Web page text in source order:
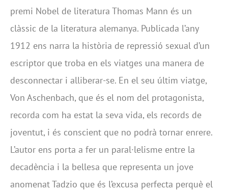
premi Nobel de literatura Thomas Mann és un
clàssic de la literatura alemanya. Publicada l’any
1912 ens narra la història de repressió sexual d’un
escriptor que troba en els viatges una manera de
desconnectar i alliberar-se. En el seu últim viatge,
Von Aschenbach, que és el nom del protagonista,
recorda com ha estat la seva vida, els records de
joventut, i és conscient que no podrà tornar enrere.
L’autor ens porta a fer un paral·lelisme entre la
decadència i la bellesa que representa un jove
anomenat Tadzio que és l’excusa perfecta perquè el